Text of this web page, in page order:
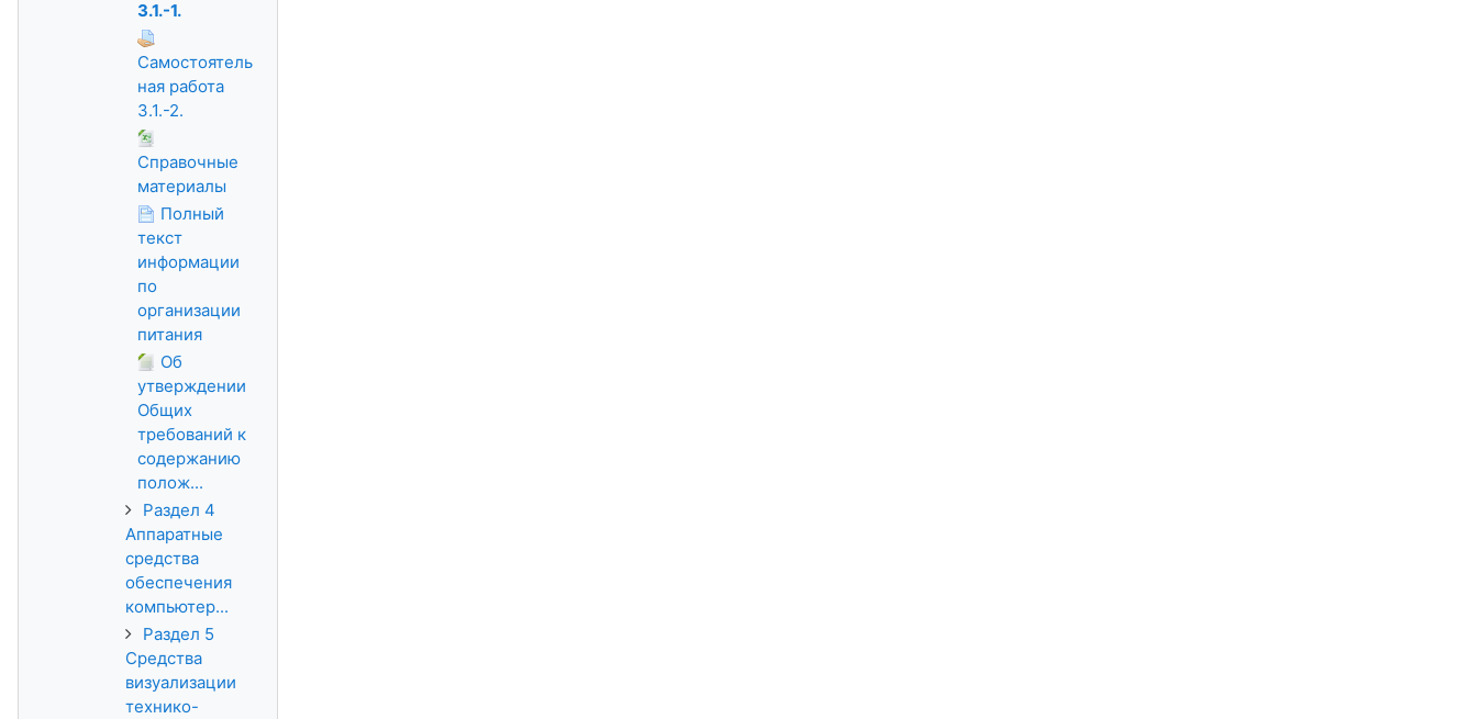
3.1.-1.
Самостоятель
ная работа
3.1.-2.
Справочные
материалы
Полный
текст
информации
по
организации
питания
Об
утверждении
Общих
требований к
содержанию
полож...
Раздел 4
Аппаратные
средства
обеспечения
компьютер...
Раздел 5
Средства
визуализации
технико-